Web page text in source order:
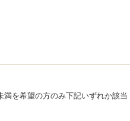
を希望の方のみ下記いずれか該当